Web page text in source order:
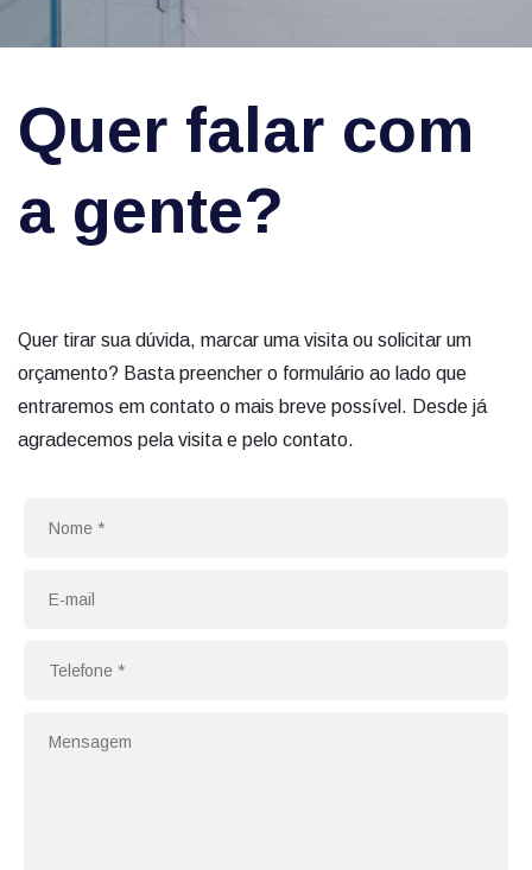
Quer falar com
a gente?
Quer tirar sua dúvida, marcar uma visita ou solicitar um
orçamento? Basta preencher o formulário ao lado que
entraremos em contato o mais breve possível. Desde já
agradecemos pela visita e pelo contato.